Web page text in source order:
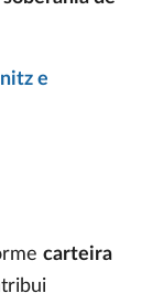
e
carteira